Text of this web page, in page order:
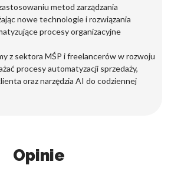
metod zarządzania
nowe technologie i rozwiązania
procesy organizacyjne
z sektora MŚP i freelancerów w rozwoju
procesy automatyzacji sprzedaży,
oraz narzędzia AI do codziennej
Opinie